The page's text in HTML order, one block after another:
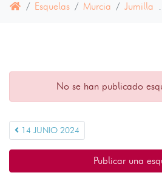
Esquelas Murcia Jumilla
No se han publicado
14 JUNIO 2024
Publicar una